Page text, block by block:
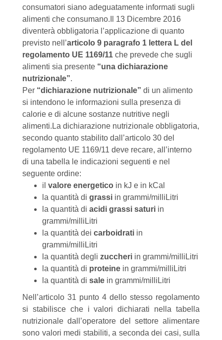
consumatori siano adeguatamente informati sugli
alimenti che consumano.Il 13 Dicembre 2016
diventerà obbligatoria l’applicazione di quanto
previsto nell’articolo 9 paragrafo 1 lettera L del
regolamento UE 1169/11 che prevede che sugli
alimenti sia presente “una dichiarazione
nutrizionale”.
Per “dichiarazione nutrizionale” di un alimento
si intendono le informazioni sulla presenza di
calorie e di alcune sostanze nutritive negli
alimenti.La dichiarazione nutrizionale obbligatoria,
secondo quanto stabilito dall’articolo 30 del
regolamento UE 1169/11 deve recare, all’interno
di una tabella le indicazioni seguenti e nel
seguente ordine:
il valore energetico in kJ e in kCal
la quantità di grassi in grammi/milliLitri
la quantità di acidi grassi saturi in
grammi/milliLitri
la quantità dei carboidrati in
grammi/milliLitri
la quantità degli zuccheri in grammi/milliLitri
la quantità di proteine in grammi/milliLitri
la quantità di sale in grammi/milliLitri
Nell’articolo 31 punto 4 dello stesso regolamento
si stabilisce che i valori dichiarati nella tabella
nutrizionale dall’operatore del settore alimentare
sono valori medi stabiliti, a seconda dei casi, sulla